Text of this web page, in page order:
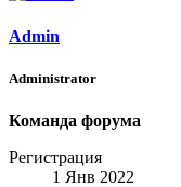
Admin
Administrator
Команда форума
Регистрация
1 Янв 2022